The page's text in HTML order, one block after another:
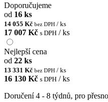
Doporučujeme
od 16 ks
14 055 Kč bez DPH / ks
17 007 Kč s DPH / ks
Nejlepší cena
od 22 ks
13 331 Kč bez DPH / ks
16 130 Kč s DPH / ks
Doručení 4 - 8 týdnů, pro